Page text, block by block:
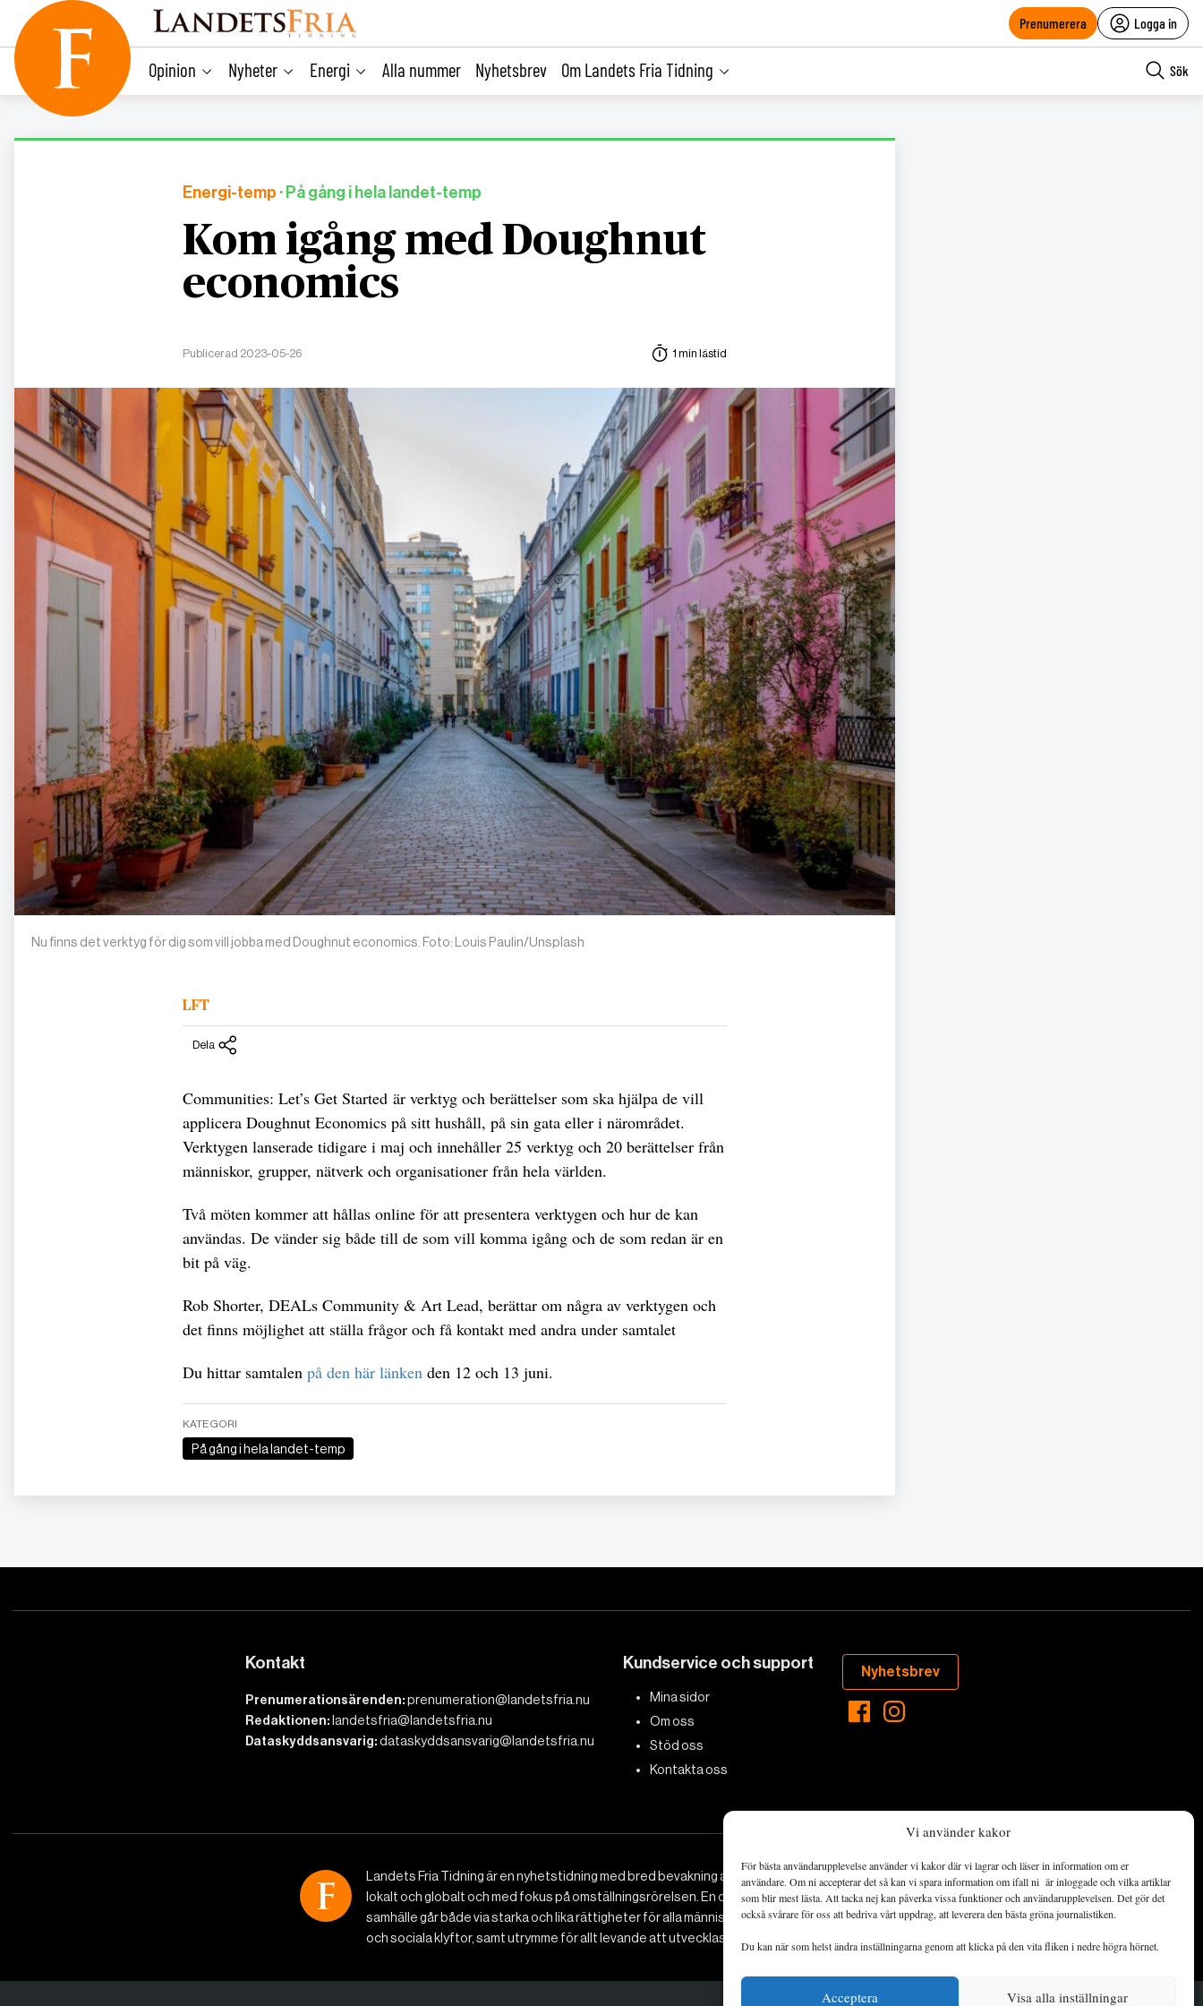
Vi använder kakor
För bästa användarupplevelse använder vi kakor där vi lagrar och läser in information om er
användare. Om ni accepterar det så kan vi spara information om ifall ni är inloggade och vilka artiklar
som blir mest lästa. Att tacka nej kan påverka vissa funktioner och användarupplevelsen. Det gör det
också svårare för oss att bedriva vårt uppdrag, att leverera den bästa gröna journalistiken.
Du kan när som helst ändra inställningarna genom att klicka på den vita fliken i nedre högra hörnet.
Acceptera Visa alla inställningar
content
Prenumerera Logga in
Opinion Nyheter Energi Alla nummer Nyhetsbrev Om Landets Fria Tidning Sök
Energi-temp · På gång i hela landet-temp
Kom igång med Doughnut
economics
Publicerad 2023-05-26 1 min lästid
Nu finns det verktyg för dig som vill jobba med Doughnut economics. Foto: Louis Paulin/Unsplash
LFT
Dela
Communities: Let’s Get Started är verktyg och berättelser som ska hjälpa de vill
applicera Doughnut Economics på sitt hushåll, på sin gata eller i närområdet.
Verktygen lanserade tidigare i maj och innehåller 25 verktyg och 20 berättelser från
människor, grupper, nätverk och organisationer från hela världen.
Två möten kommer att hållas online för att presentera verktygen och hur de kan
användas. De vänder sig både till de som vill komma igång och de som redan är en
bit på väg.
Rob Shorter, DEALs Community & Art Lead, berättar om några av verktygen och
det finns möjlighet att ställa frågor och få kontakt med andra under samtalet
Du hittar samtalen på den här länken den 12 och 13 juni.
KATEGORI
På gång i hela landet-temp
Kontakt
Prenumerationsärenden:prenumeration@landetsfria.nu
Redaktionen: landetsfria@landetsfria.nu
Dataskyddsansvarig:dataskyddsansvarig@landetsfria.nu
Kundservice och support
Mina sidor
Om oss
Stöd oss
Kontakta oss
Nyhetsbrev
Landets Fria Tidning är en nyhetstidning med bred bevakning av det viktigaste som händer
lokalt och globalt och med fokus på omställningsrörelsen. En omställning till ett hållbart
samhälle går både via starka och lika rättigheter för alla människor, minskade ekonomiska
och sociala klyftor, samt utrymme för allt levande att utvecklas och frodas.